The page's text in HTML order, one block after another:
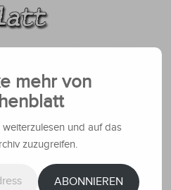
mehr von
und auf das
zuzugreifen.
ABONNIEREN